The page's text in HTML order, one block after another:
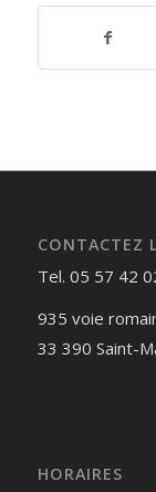
CONTACTEZ
Tel. 05 57 42
935 voie
33 390 Saint-
HORAIRES